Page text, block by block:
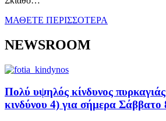
ΜΑΘΕΤΕ ΠΕΡΙΣΣΟΤΕΡΑ
NEWSROOM
Πολύ υψηλός κίνδυνος
κινδύνου 4) για σήμερα